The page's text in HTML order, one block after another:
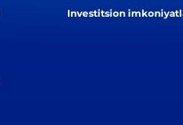
Investitsion